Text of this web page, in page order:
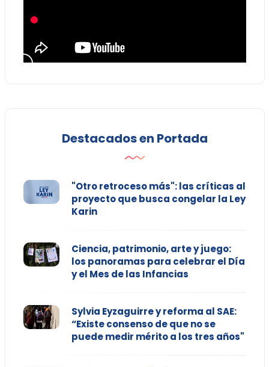
Destacados en Portada
"Otro retroceso más": las críticas al
proyecto que busca congelar la Ley
Karin
Ciencia, patrimonio, arte y juego:
los panoramas para celebrar el Día
y el Mes de las Infancias
Sylvia Eyzaguirre y reforma al SAE:
“Existe consenso de que no se
puede medir mérito a los tres años"